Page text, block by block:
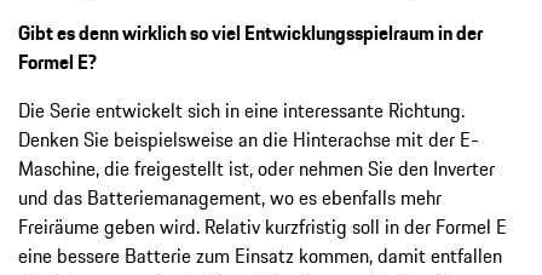
Gibt es denn wirklich so viel Entwicklungsspielraum in der
Formel E?
Die Serie entwickelt sich in eine interessante Richtung.
Denken Sie beispielsweise an die Hinterachse mit der E-
Maschine, die freigestellt ist, oder nehmen Sie den Inverter
und das Batteriemanagement, wo es ebenfalls mehr
Freiräume geben wird. Relativ kurzfristig soll in der Formel E
eine bessere Batterie zum Einsatz kommen, damit entfallen